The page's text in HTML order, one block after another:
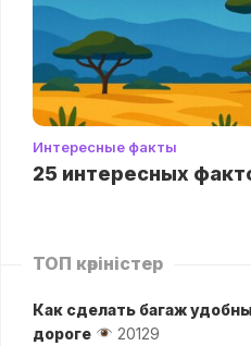
Интересные факты
25 интересных
ТОП көріністер
Как сделать багаж
дороге
20129